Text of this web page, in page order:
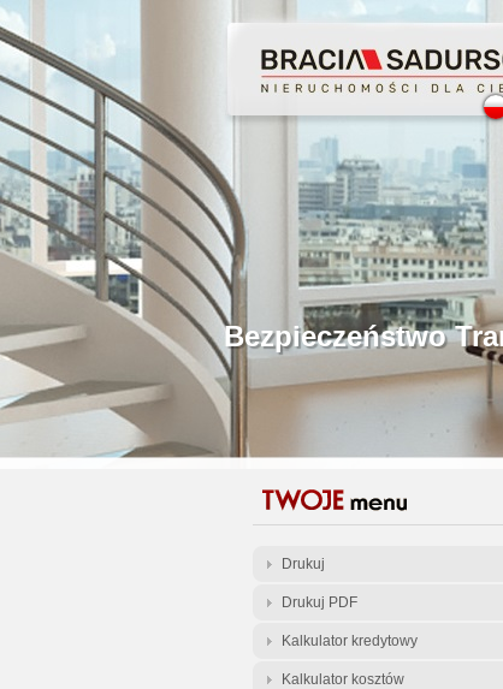
Profesjonalne
Gwarancja
Gratis -
Drukuj
Drukuj PDF
Kalkulator kredytowy
Kalkulator kosztów